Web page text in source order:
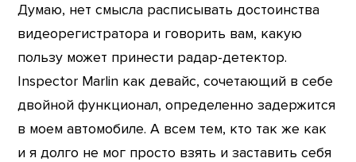
Думаю, нет смысла расписывать достоинства
видеорегистратора и говорить вам, какую
пользу может принести радар-детектор.
Inspector Marlin как девайс, сочетающий в себе
двойной функционал, определенно задержится
в моем автомобиле. А всем тем, кто так же как
и я долго не мог просто взять и заставить себя